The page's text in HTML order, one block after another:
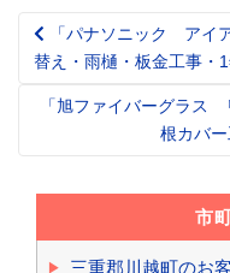
Post
navigation
「パナソニック アイ
替え・雨樋・板金工事・
「旭ファイバーグラス
根カバ
市
三重郡川越町のお